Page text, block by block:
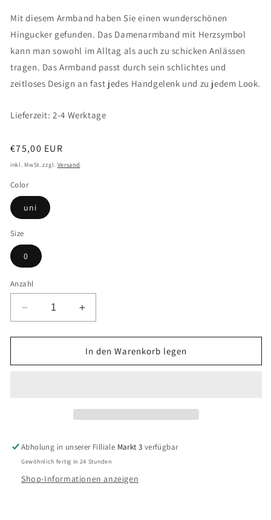
Mit diesem Armband haben Sie einen wunderschönen
Hingucker gefunden. Das Damenarmband mit Herzsymbol
kann man sowohl im Alltag als auch zu schicken Anlässen
tragen. Das Armband passt durch sein schlichtes und
zeitloses Design an fast jedes Handgelenk und zu jedem Look.
Lieferzeit: 2-4 Werktage
Normaler
Preis
€75,00 EUR
inkl. MwSt. zzgl. Versand
Color
uni
Size
0
Anzahl
Verringere
die
Menge
Xenox
Erhöhe
die
Menge
für
Xenox
In den Warenkorb legen
Abholung in unserer Filliale Markt 3 verfügbar
Gewöhnlich fertig in 24 Stunden
Shop-Informationen anzeigen